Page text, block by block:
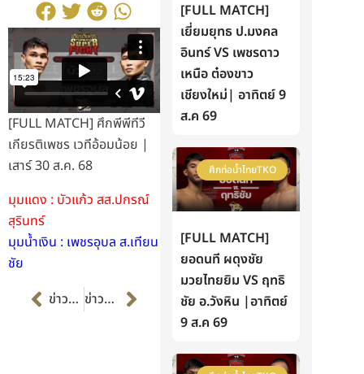
[FULL MATCH] ศึกพีพีทีวี
เกียรติเพชร เวทีอ้อมน้อย |
เสาร์ 30 ส.ค. 68
มุมแดง : บัวแก้ว สส.ปกรณ์
สุรินทร์
มุมน้ำเงิน : เพชรอุบล ส.เทียน
ชัย
Prevข่าวก่อนหน้า ข่าวต่อไป Next
[FULL MATCH]
เยี่ยมยุทธ ป.มงคล
อินทร์ VS เพชรดาว
เหนือ ต๋องขาว
เชียงใหม่| อาทิตย์ 9
ส.ค 69
ศึกท่อน้ำไทยTKO
[FULL MATCH]
ยอดนที ผดุงชัย
มวยไทยยิม VS ฤทธิ
ชัย อ.วังหิน |อาทิตย์
9 ส.ค 69